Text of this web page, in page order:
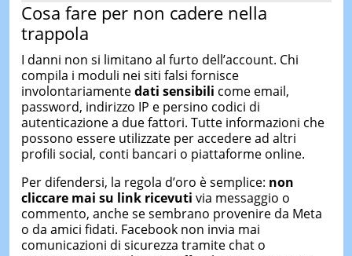
Cosa fare per non cadere nella
trappola
I danni non si limitano al furto dell’account. Chi
compila i moduli nei siti falsi fornisce
involontariamentedati sensibili come email,
password, indirizzo IP e persino codici di
autenticazione a due fattori. Tutte informazioni che
possono essere utilizzate per accedere ad altri
profili social, conti bancari o piattaforme online.
Per difendersi, la regola d’oro è semplice: non
cliccare mai su link ricevuti via messaggio o
commento, anche se sembrano provenire da Meta
o da amici fidati. Facebook non invia mai
comunicazioni di sicurezza tramite chat o